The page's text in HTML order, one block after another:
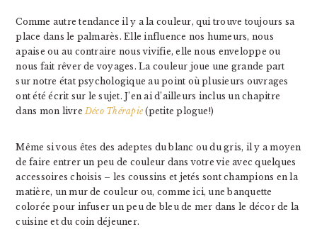
Comme autre tendance il y a la couleur, qui trouve toujours sa
place dans le palmarès. Elle influence nos humeurs, nous
apaise ou au contraire nous vivifie, elle nous enveloppe ou
nous fait rêver de voyages. La couleur joue une grande part
sur notre état psychologique au point où plusieurs ouvrages
ont été écrit sur le sujet. J’en ai d’ailleurs inclus un chapitre
dans mon livre Déco Thérapie(petite plogue!)
Même si vous êtes des adeptes du blanc ou du gris, il y a moyen
de faire entrer un peu de couleur dans votre vie avec quelques
accessoires choisis – les coussins et jetés sont champions en la
matière, un mur de couleur ou, comme ici, une banquette
colorée pour infuser un peu de bleu de mer dans le décor de la
cuisine et du coin déjeuner.